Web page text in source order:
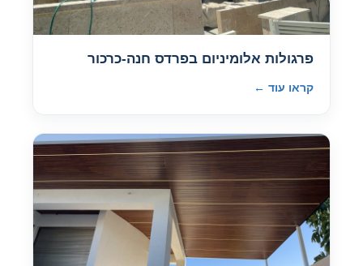
פרגולות אלומיניום בפרדס חנה-כרכור
קראו עוד ←